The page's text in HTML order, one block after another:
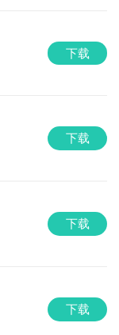
下载
下载
下载
下载